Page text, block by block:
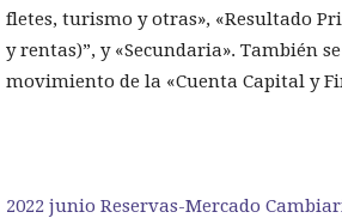
fletes, turismo y otras», «Resultado
y rentas)”, y «Secundaria». También
movimiento de la «Cuenta Capital y
2022 junio Reservas-Mercado